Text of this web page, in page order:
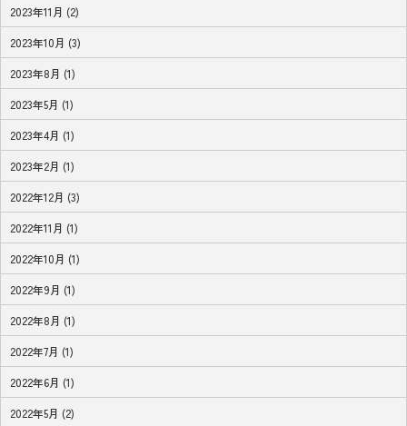
2023年11月 (2)
2023年10月 (3)
2023年8月 (1)
2023年5月 (1)
2023年4月 (1)
2023年2月 (1)
2022年12月 (3)
2022年11月 (1)
2022年10月 (1)
2022年9月 (1)
2022年8月 (1)
2022年7月 (1)
2022年6月 (1)
2022年5月 (2)